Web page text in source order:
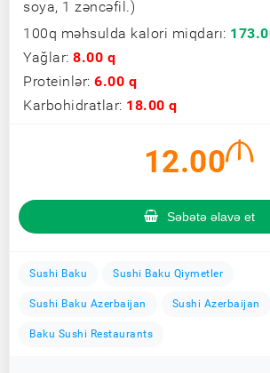
soya, 1 zəncəfil.)
100q məhsulda kalori miqdarı:
Yağlar: 8.00 q
Proteinlər: 6.00 q
Karbohidratlar: 18.00 q
12.00
Səbətə əlavə et
Sushi Baku Sushi Baku Qiymetler
Sushi Baku Azerbaijan Sushi Azerbaijan
Baku Sushi Restaurants